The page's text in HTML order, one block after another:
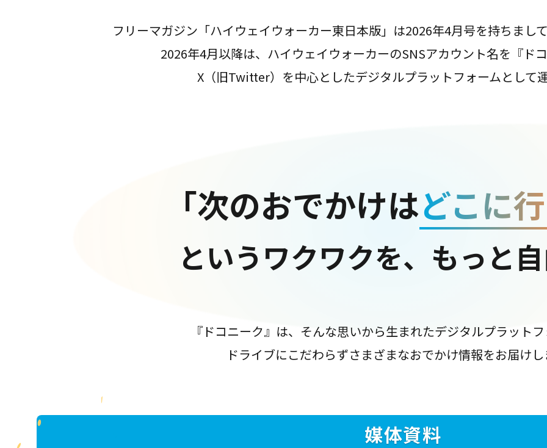
フリーマガジン「ハイウェイウォーカー東日本版」は2026年4月号を持ちまし
2026年4月以降は、ハイウェイウォーカーのSNSアカウント名を『ド
X（旧Twitter）を中心としたデジタルプラットフォームとして
「次のおでかけはどこに
というワクワクを、もっと
『ドコニーク』は、そんな思いから生まれたデジタルプラット
ドライブにこだわらずさまざまなおでかけ情報をお届け
媒体資料